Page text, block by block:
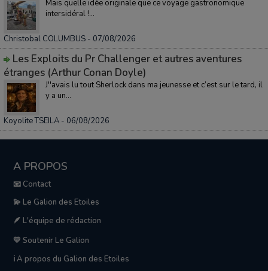
Mais quelle idée originale que ce voyage gastronomique
intersidéral !...
Christobal COLUMBUS - 07/08/2026
Les Exploits du Pr Challenger et autres aventures
étranges (Arthur Conan Doyle)
J''avais lu tout Sherlock dans ma jeunesse et c’est sur le tard, il
y a un...
Koyolite TSEILA - 06/08/2026
A PROPOS
📧 Contact
💫 Le Galion des Etoiles
🪶 L'équipe de rédaction
💛 Soutenir Le Galion
ℹ️ A propos du Galion des Etoiles